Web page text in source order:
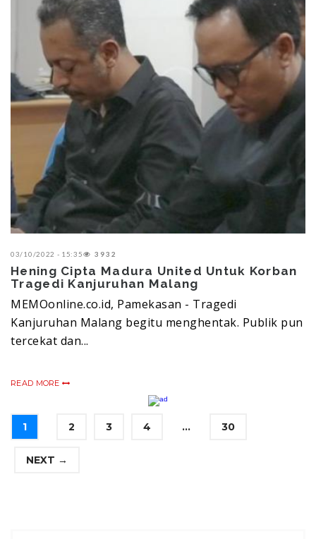
03/10/2022 - 15:35 3932
Hening Cipta Madura United Untuk Korban
Tragedi Kanjuruhan Malang
MEMOonline.co.id, Pamekasan - Tragedi
Kanjuruhan Malang begitu menghentak. Publik pun
tercekat dan...
READ MORE
1 2 3 4 ... 30
NEXT →